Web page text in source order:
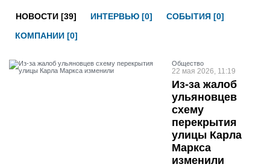
НОВОСТИ [39] ИНТЕРВЬЮ [0]
СОБЫТИЯ [0]
КОМПАНИИ [0]
Общество
22 мая 2026, 11:19
Из-за жалоб
ульяновцев
схему
перекрытия
улицы Карла
Маркса
изменили